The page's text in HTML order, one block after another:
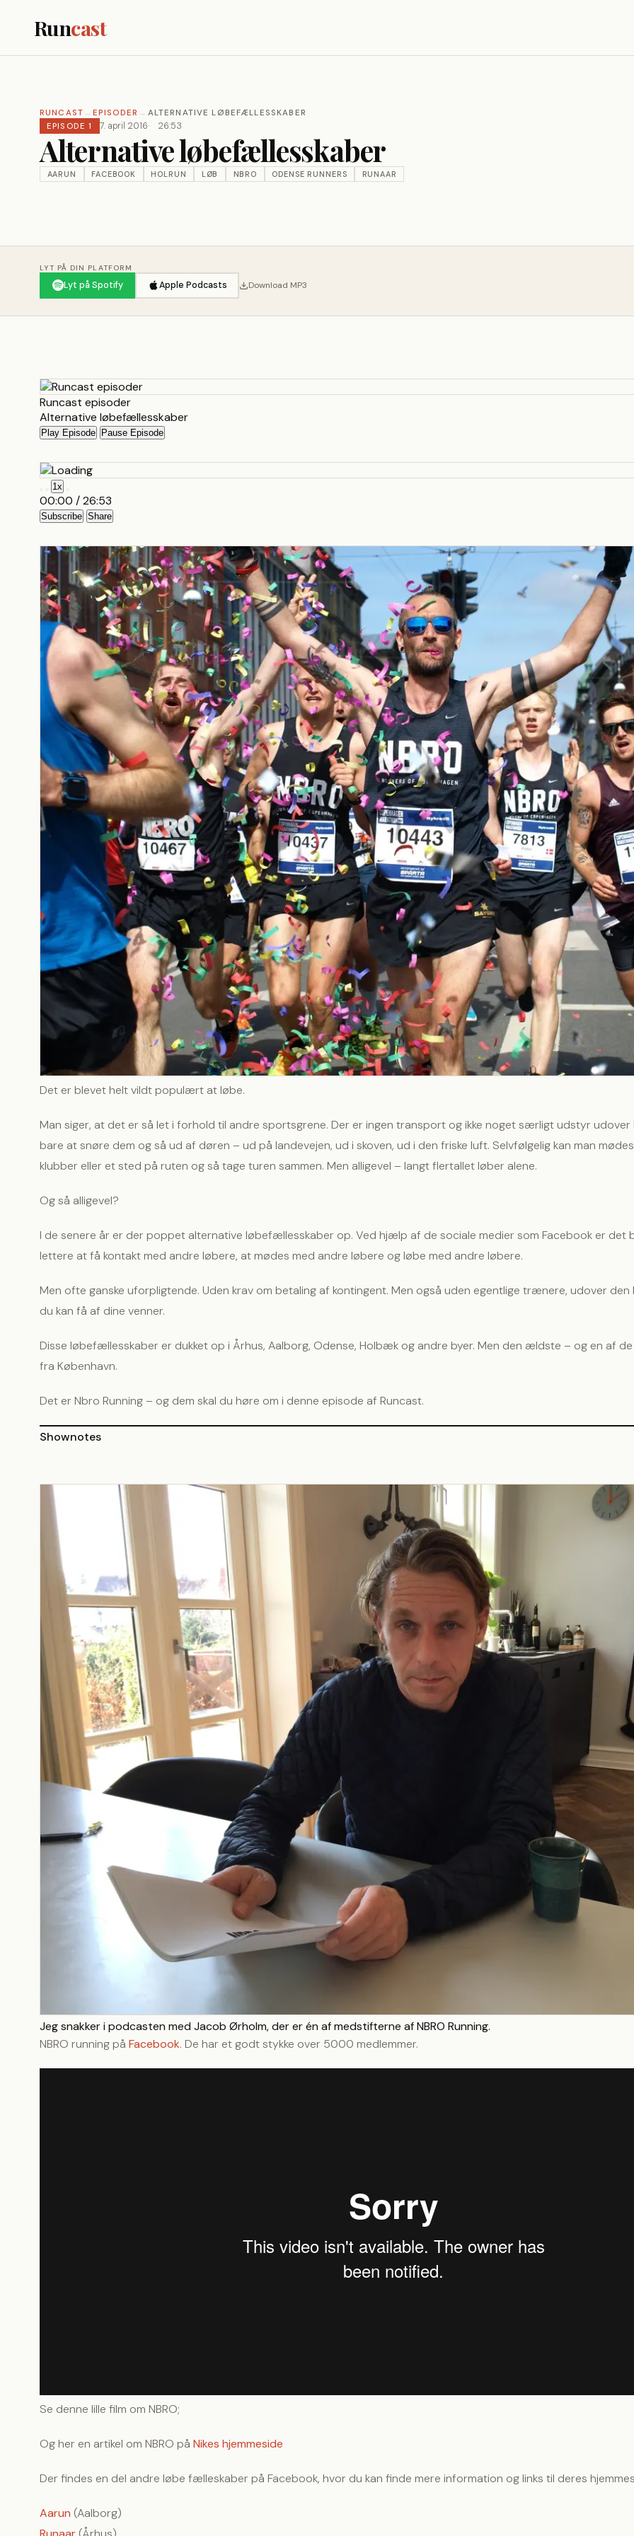
Runcast
RUNCAST →EPISODER → ALTERNATIVE LØBEFÆLLESSKABER
EPISODE 1 7. april 2016 26:53
Alternative løbefællesskaber
AARUN FACEBOOK HOLRUN LØB NBRO ODENSE RUNNERS RUNAAR
LYT PÅ DIN PLATFORM
Lyt på Spotify Apple Podcasts Download MP3
Runcast episoder
Alternative løbefællesskaber
Play Episode Pause Episode
1x
00:00 /26:53
Subscribe Share
Det er blevet helt vildt populært at løbe.
Man siger, at det er så let i forhold til andre sportsgrene. Der er ingen transport og ikke noget særligt udstyr udover
bare at snøre dem og så ud af døren – ud på landevejen, ud i skoven, ud i den friske luft. Selvfølgelig kan man
klubber eller et sted på ruten og så tage turen sammen. Men alligevel – langt flertallet løber alene.
Og så alligevel?
I de senere år er der poppet alternative løbefællesskaber op. Ved hjælp af de sociale medier som Facebook er det
lettere at få kontakt med andre løbere, at mødes med andre løbere og løbe med andre løbere.
Men ofte ganske uforpligtende. Uden krav om betaling af kontingent. Men også uden egentlige trænere, udover
du kan få af dine venner.
Disse løbefællesskaber er dukket op i Århus, Aalborg, Odense, Holbæk og andre byer. Men den ældste – og en af
fra København.
Det er Nbro Running – og dem skal du høre om i denne episode af Runcast.
Shownotes
Jeg snakker i podcasten med Jacob Ørholm, der er én af medstifterne af NBRO Running.
NBRO running på Facebook. De har et godt stykke over 5000 medlemmer.
Se denne lille film om NBRO;
Og her en artikel om NBRO på Nikes hjemmeside
Der findes en del andre løbe fælleskaber på Facebook, hvor du kan finde mere information og links til deres
Aarun (Aalborg)